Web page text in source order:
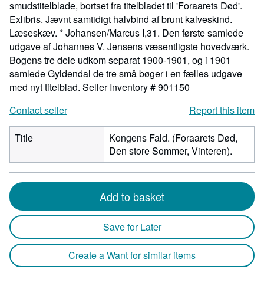
smudstitelblade, bortset fra titelbladet til 'Foraarets Død'.
Exlibris. Jævnt samtidigt halvbind af brunt kalveskind.
Læseskæv. * Johansen/Marcus I,31. Den første samlede
udgave af Johannes V. Jensens væsentligste hovedværk.
Bogens tre dele udkom separat 1900-1901, og i 1901
samlede Gyldendal de tre små bøger i en fælles udgave
med nyt titelblad. Seller Inventory # 901150
Contact seller
Report this item
Title
Kongens Fald. (Foraarets Død,
Den store Sommer, Vinteren).
Add to basket
Save for Later
Create a Want for similar items